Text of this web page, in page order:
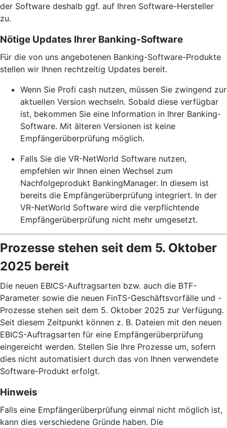
der Software deshalb ggf. auf Ihren Software-Hersteller
zu.
Nötige Updates Ihrer Banking-Software
Für die von uns angebotenen Banking-Software-Produkte
stellen wir Ihnen rechtzeitig Updates bereit.
Wenn Sie Profi cash nutzen, müssen Sie zwingend zur
aktuellen Version wechseln. Sobald diese verfügbar
ist, bekommen Sie eine Information in Ihrer Banking-
Software. Mit älteren Versionen ist keine
Empfängerüberprüfung möglich.
Falls Sie die VR-NetWorld Software nutzen,
empfehlen wir Ihnen einen Wechsel zum
Nachfolgeprodukt BankingManager. In diesem ist
bereits die Empfängerüberprüfung integriert. In der
VR-NetWorld Software wird die verpflichtende
Empfängerüberprüfung nicht mehr umgesetzt.
Prozesse stehen seit dem 5. Oktober
2025 bereit
Die neuen EBICS-Auftragsarten bzw. auch die BTF-
Parameter sowie die neuen FinTS-Geschäftsvorfälle und -
Prozesse stehen seit dem 5. Oktober 2025 zur Verfügung.
Seit diesem Zeitpunkt können z. B. Dateien mit den neuen
EBICS-Auftragsarten für eine Empfängerüberprüfung
eingereicht werden. Stellen Sie Ihre Prozesse um, sofern
dies nicht automatisiert durch das von Ihnen verwendete
Software-Produkt erfolgt.
Hinweis
Falls eine Empfängerüberprüfung einmal nicht möglich ist,
kann dies verschiedene Gründe haben. Die